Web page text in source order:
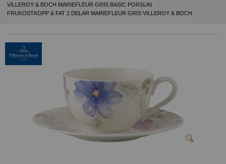
VILLEROY & BOCH MARIEFLEUR GRIS BASIC PORSLIN
FRUKOSTKOPP & FAT 2 DELAR MARIEFLEUR GRIS VILLEROY & BOCH